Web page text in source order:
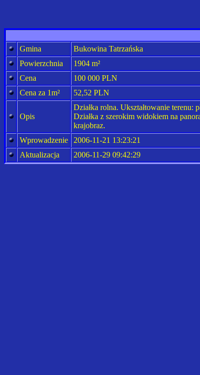
Gmina
Bukowina Tatrzańska
Powierzchnia
1904 m²
Cena
100 000 PLN
Cena za 1m²
52,52 PLN
Opis
Działka rolna. Ukształtowanie terenu:
Działka z szerokim widokiem na
krajobraz.
Wprowadzenie
2006-11-21 13:23:21
Aktualizacja
2006-11-29 09:42:29